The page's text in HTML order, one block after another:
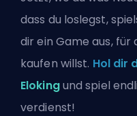
dass du loslegst,
dir ein Game aus, für
kaufen willst. Hol dir
Elokingund spiel
verdienst!